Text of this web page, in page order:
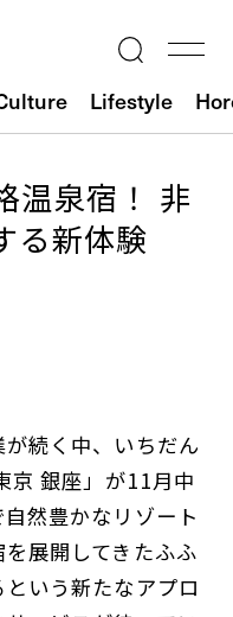
Lifestyle
温泉宿！ 非
る新体験
続く中、いちだん
京 銀座」が11月中
然豊かなリゾート
展開してきたふふ
いう新たなアプロ